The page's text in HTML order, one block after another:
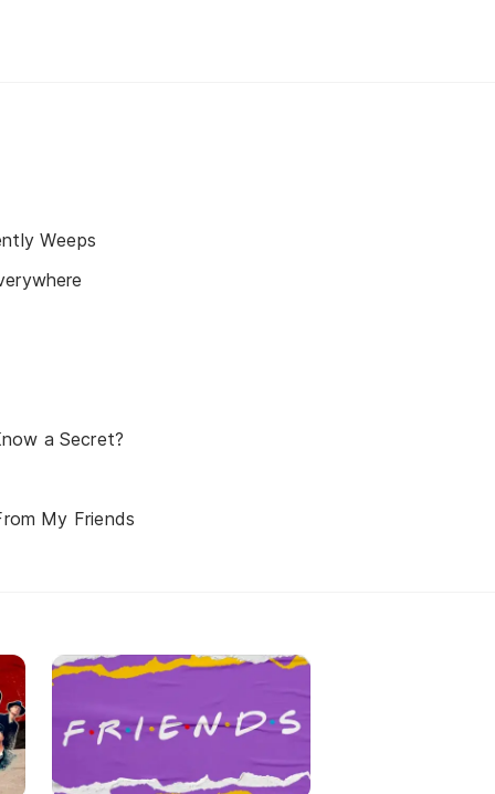
Weeps
a Secret?
My Friends